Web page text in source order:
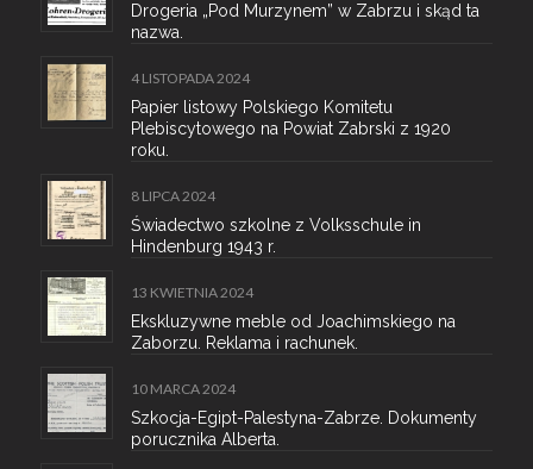
Drogeria „Pod Murzynem” w Zabrzu i skąd ta
nazwa.
4 LISTOPADA 2024
Papier listowy Polskiego Komitetu
Plebiscytowego na Powiat Zabrski z 1920
roku.
8 LIPCA 2024
Świadectwo szkolne z Volksschule in
Hindenburg 1943 r.
13 KWIETNIA 2024
Ekskluzywne meble od Joachimskiego na
Zaborzu. Reklama i rachunek.
10 MARCA 2024
Szkocja-Egipt-Palestyna-Zabrze. Dokumenty
porucznika Alberta.